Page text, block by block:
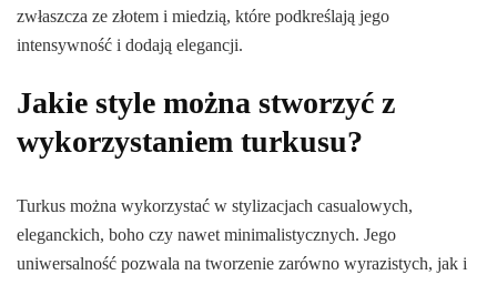
zwłaszcza ze złotem i miedzią, które podkreślają jego
intensywność i dodają elegancji.
Jakie style można stworzyć z
wykorzystaniem turkusu?
Turkus można wykorzystać w stylizacjach casualowych,
eleganckich, boho czy nawet minimalistycznych. Jego
uniwersalność pozwala na tworzenie zarówno wyrazistych, jak i